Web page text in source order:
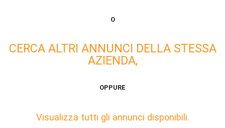
O
CERCA ALTRI ANNUNCI DELLA STESSA
AZIENDA,
OPPURE
Visualizza tutti gli annunci disponibili.